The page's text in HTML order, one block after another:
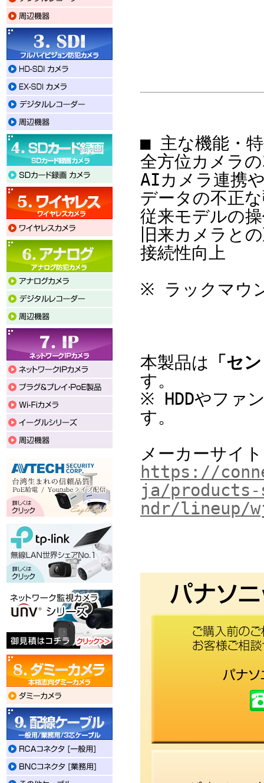
■ 主な機能・
全方位カメラ
AIカメラ連携
データの不正
従来モデルの
旧来カメラと
接続性向上
※ ラックマウ
本製品は 「セ
す。
※ HDDやファ
す。
メーカーサイト
https://
ja/
ndr/lineup/